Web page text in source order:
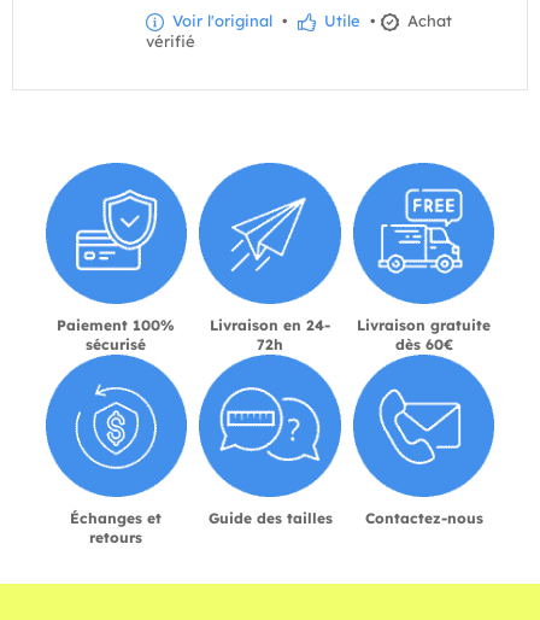
Voir l'original • Utile •
Achat
vérifié
Paiement 100%
sécurisé
Livraison en 24-
72h
Livraison gratuite
dès 60€
Échanges et
retours
Guide des tailles Contactez-nous